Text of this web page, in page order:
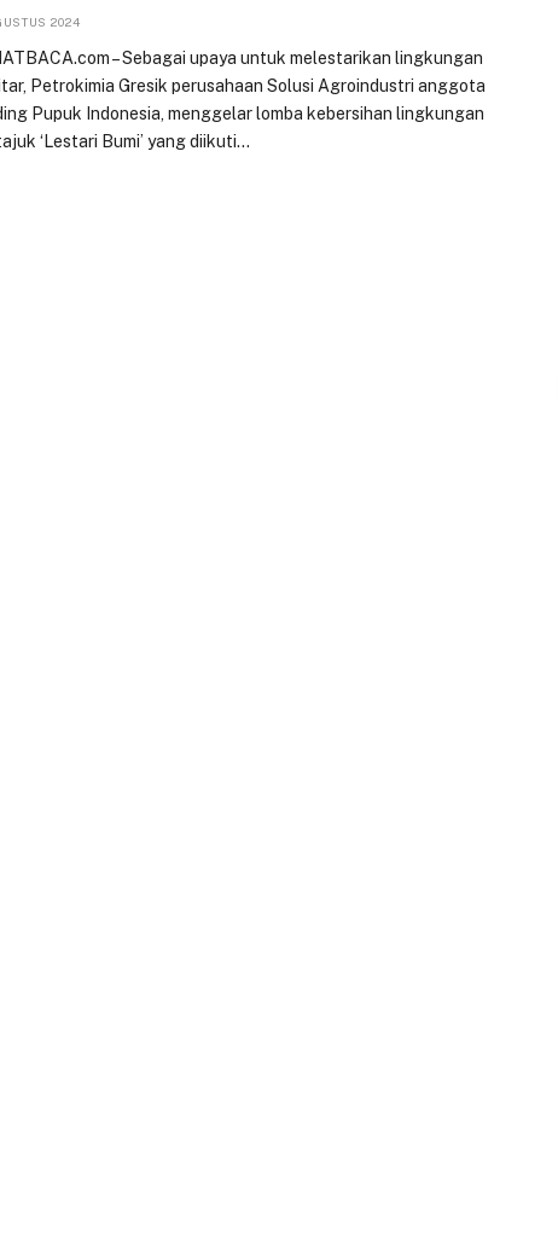
2024
– Sebagai upaya untuk melestarikan lingkungan
Petrokimia Gresik perusahaan Solusi Agroindustri anggota
Pupuk Indonesia, menggelar lomba kebersihan lingkungan
‘Lestari Bumi’ yang diikuti…